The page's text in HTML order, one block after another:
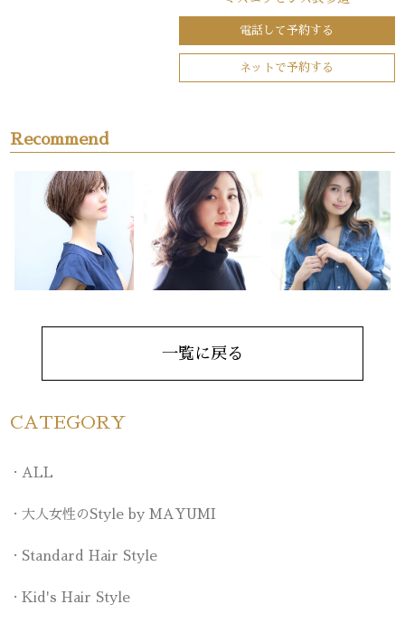
電話して予約する
ネットで予約する
Recommend
一覧に戻る
CATEGORY
ALL
大人女性のStyle by MAYUMI
Standard Hair Style
Kid's Hair Style